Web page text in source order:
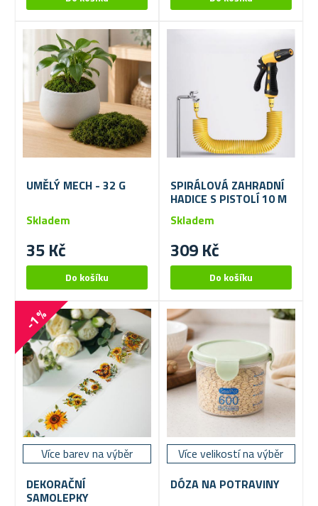
UMĚLÝ MECH - 32 G
35 Kč
Skladem
SPIRÁLOVÁ ZAHRADNÍ
HADICE S PISTOLÍ 10 M
309 Kč
Skladem
-1 %
Více barev na výběr
DEKORAČNÍ
SAMOLEPKY
Více velikostí na výběr
DÓZA NA POTRAVINY